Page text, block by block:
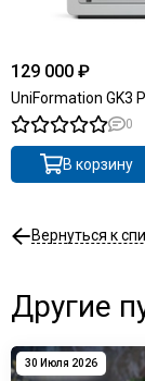
129 000 ₽
UniFormation GK3
0
В корзину
Вернуться к
Другие
30 Июля 2026